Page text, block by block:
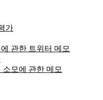
가
관한 트위터 메모
모에 관한 메모